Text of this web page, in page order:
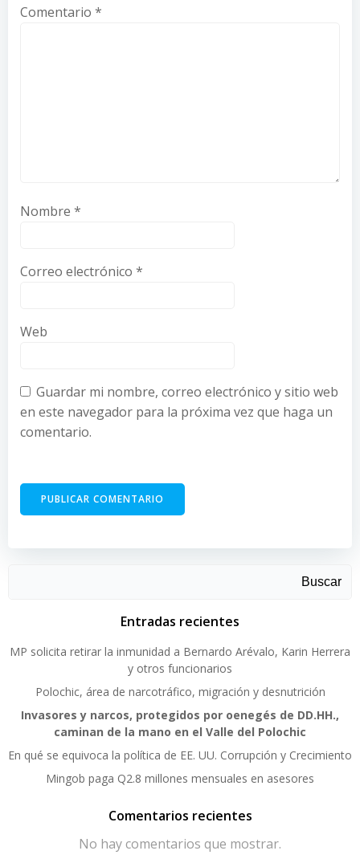
Comentario *
Nombre *
Correo electrónico *
Web
Guardar mi nombre, correo electrónico y sitio web
en este navegador para la próxima vez que haga un
comentario.
Buscar
Entradas recientes
MP solicita retirar la inmunidad a Bernardo Arévalo, Karin Herrera
y otros funcionarios
Polochic, área de narcotráfico, migración y desnutrición
Invasores y narcos, protegidos por oenegés de DD.HH.,
caminan de la mano en el Valle del Polochic
En qué se equivoca la política de EE. UU. Corrupción y Crecimiento
Mingob paga Q2.8 millones mensuales en asesores
Comentarios recientes
No hay comentarios que mostrar.